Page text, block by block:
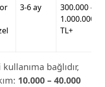
3-6 ay
300.000 –
1.000.000
TL+
bağlıdır,
10.000 – 40.000